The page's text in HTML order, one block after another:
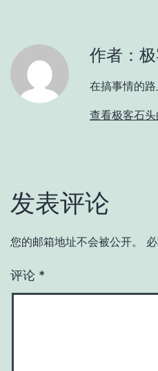
作者：
在搞事情的路
查看极客石头
发表评论
您的邮箱地址不会被公开。
评论 *